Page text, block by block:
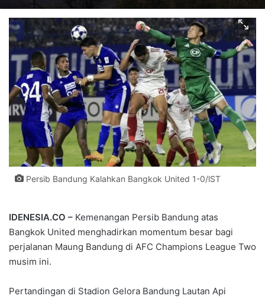
Persib Bandung Kalahkan Bangkok United 1-0/lST
IDENESIA.CO – Kemenangan Persib Bandung atas
Bangkok United menghadirkan momentum besar bagi
perjalanan Maung Bandung di AFC Champions League Two
musim ini.
Pertandingan di Stadion Gelora Bandung Lautan Api